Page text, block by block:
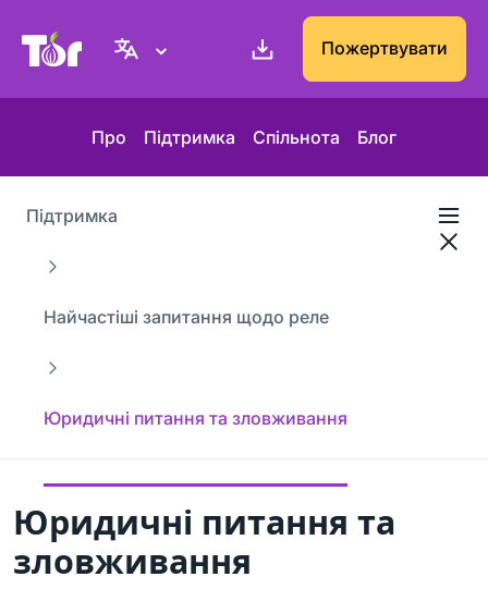
Вебсайт проєкту Tor Пожертвувати
Про Підтримка Спільнота Блог
Підтримка
Найчастіші запитання щодо реле
Юридичні питання та зловживання
Юридичні питання та
зловживання